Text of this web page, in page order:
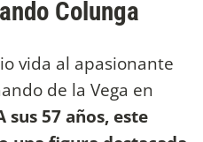
Colunga
vida al apasionante
de la Vega en
sus 57 años, este